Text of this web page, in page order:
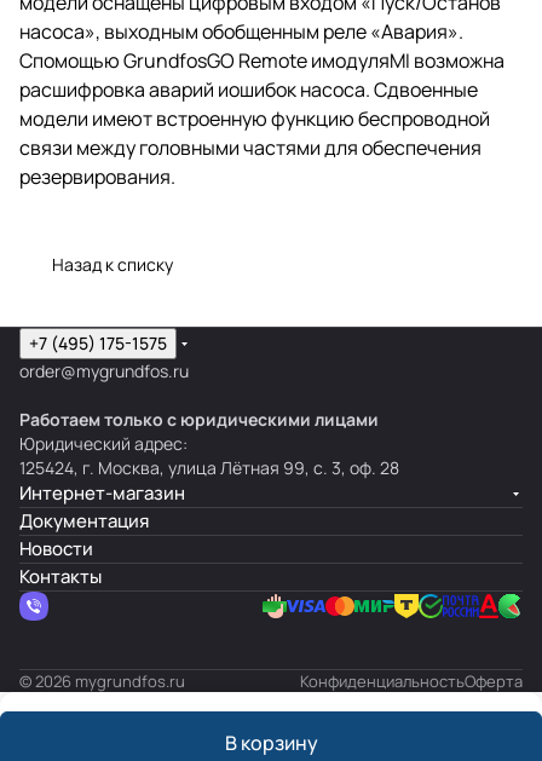
насоса», выходным обобщенным реле «Авария».
Спомощью GrundfosGO Remote имодуляMI возможна
расшифровка аварий иошибок насоса. Сдвоенные
модели имеют встроенную функцию беспроводной
связи между головными частями для обеспечения
резервирования.
Назад к списку
В корзину
+7 (495) 175-1575
order@mygrundfos.ru
Работаем только с юридическими лицами
Юридический адрес:
125424, г. Москва, улица Лётная 99, с. 3, оф. 28
Интернет-магазин
Документация
Новости
Контакты
© 2026 mygrundfos.ru КонфиденциальностьОферта